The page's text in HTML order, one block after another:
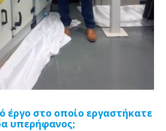
έργο στο οποίο εργαστήκατε
υπερήφανος;